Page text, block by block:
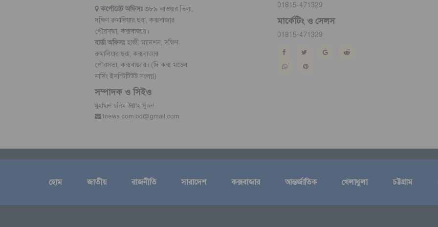
কর্পোরেট অফিসঃ ৩৮৯ নাওয়ার ভিলা,
দক্ষিণ রুমালিয়ার ছরা, কক্সবাজার
পৌরসভা, কক্সবাজার।
বার্তা অফিসঃহাজী ম্যানশন, দক্ষিণ
রুমালিয়ার ছরা, কক্সবাজার
পৌরসভা, কক্সবাজার। (দি কক্স মডেল
নার্সিং ইনস্টিটিউট সংলগ্ন)
সম্পাদক ও সিইও
মুহাম্মদ ছলিম উল্লাহ সুজন
1news.com.bd@gmail.com
01815-471329
মার্কেটিং ও সেলস
01815-471329
হোম জাতীয় রাজনীতি সারাদেশ কক্সবাজার আন্তর্জাতিক খেলাধুলা চট্টগ্রাম